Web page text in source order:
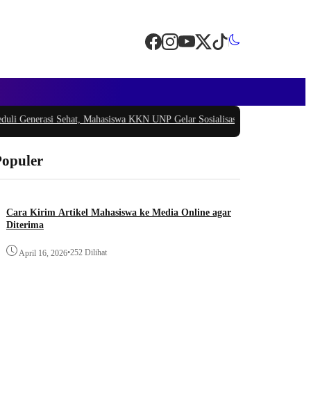
Sehat, Mahasiswa KKN UNP Gelar Sosialisasi Pencegahan Stunting
Cara Kirim Artikel Mahasiswa ke Media Online agar
Diterima
April 16, 2026•252 Dilihat